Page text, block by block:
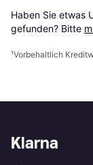
Haben Sie etwas
gefunden? Bitte
¹Vorbehaltlich
Klarna